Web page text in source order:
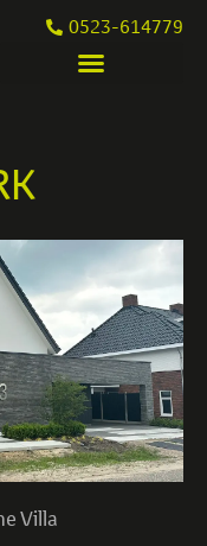
0523-614779
Villa